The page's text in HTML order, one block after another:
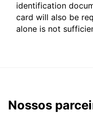
identification
card will also be
alone is not
Nossos